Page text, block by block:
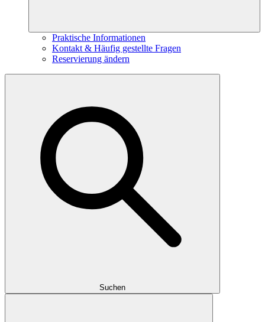
Praktische Informationen
Kontakt & Häufig gestellte Fragen
Reservierung ändern
Suchen